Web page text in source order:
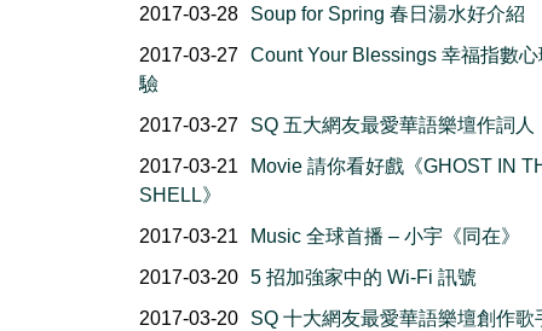
2017-03-28
Soup for Spring 春日湯水好介紹
2017-03-27 Count Your Blessings 幸福指數
驗
2017-03-27
SQ 五大網友最愛華語樂壇作詞人
2017-03-21
Movie 請你看好戲《GHOST IN
SHELL》
2017-03-21
Music 全球首播 – 小宇《同在》
2017-03-20 5 招加強家中的 Wi-Fi 訊號
2017-03-20
SQ 十大網友最愛華語樂壇創作歌